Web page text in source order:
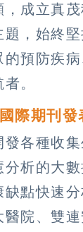
成立真
題，始終
預防疾病
。
際期刊發
各種收
析的大
點快速
院、雙